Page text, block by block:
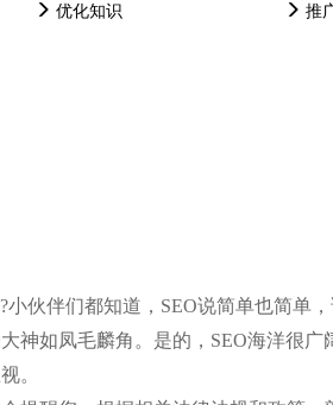
优化知识 推
伙伴们都知道，SEO说简单也简单
神如凤毛麟角。是的，SEO海洋很
。